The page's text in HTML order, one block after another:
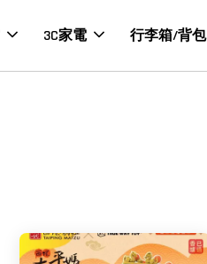
3C家電 行李箱/背包